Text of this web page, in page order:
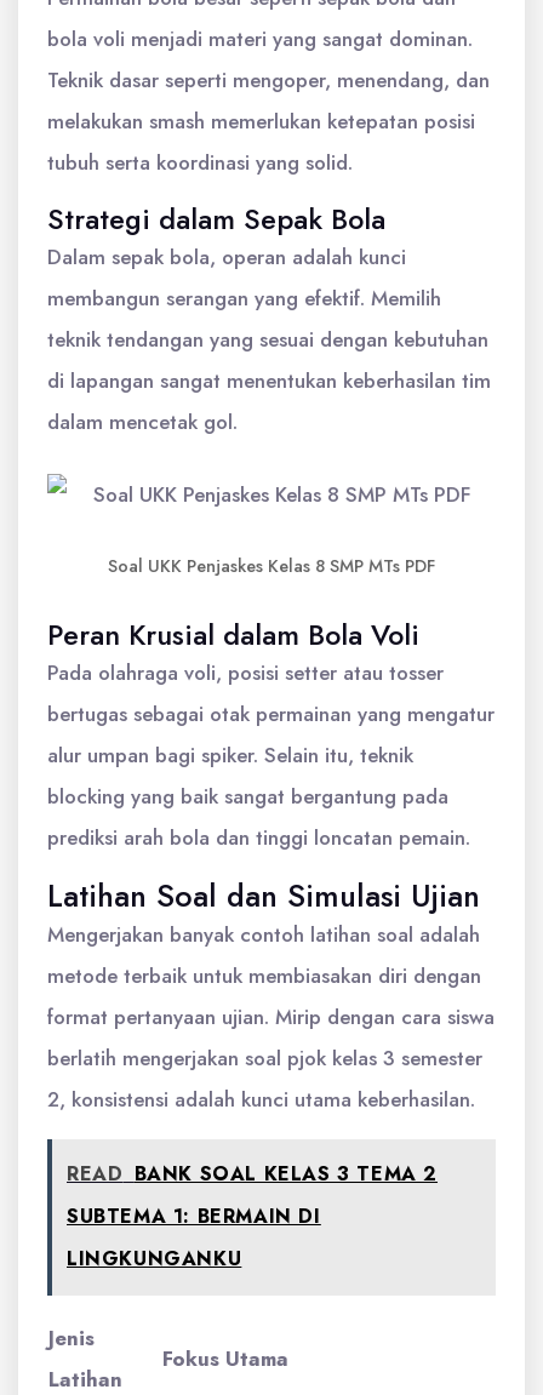
bola voli menjadi materi yang sangat dominan.
Teknik dasar seperti mengoper, menendang, dan
melakukan smash memerlukan ketepatan posisi
tubuh serta koordinasi yang solid.
Strategi dalam Sepak Bola
Dalam sepak bola, operan adalah kunci
membangun serangan yang efektif. Memilih
teknik tendangan yang sesuai dengan kebutuhan
di lapangan sangat menentukan keberhasilan tim
dalam mencetak gol.
Soal UKK Penjaskes Kelas 8 SMP MTs PDF
Peran Krusial dalam Bola Voli
Pada olahraga voli, posisi setter atau tosser
bertugas sebagai otak permainan yang mengatur
alur umpan bagi spiker. Selain itu, teknik
blocking yang baik sangat bergantung pada
prediksi arah bola dan tinggi loncatan pemain.
Latihan Soal dan Simulasi Ujian
Mengerjakan banyak contoh latihan soal adalah
metode terbaik untuk membiasakan diri dengan
format pertanyaan ujian. Mirip dengan cara siswa
berlatih mengerjakan soal pjok kelas 3 semester
2, konsistensi adalah kunci utama keberhasilan.
READ BANK SOAL KELAS 3 TEMA 2
SUBTEMA 1: BERMAIN DI
LINGKUNGANKU
Jenis
Latihan
Fokus Utama